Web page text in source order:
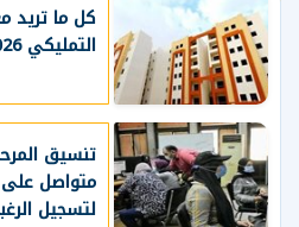
كل ما تريد
التمليكي 2026 قبل التقديم
متواصل
لتسجيل